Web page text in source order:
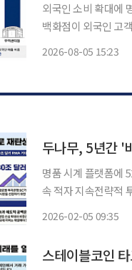
외국인 소비 확대에
백화점이 외국인 고
2026-08-05 15:23
두나무, 5년간 '
명품 시계 플랫폼에
속 적자 지속전략적 투자 확장에 시선 집중
2026-02-05 09:35
스테이블코인